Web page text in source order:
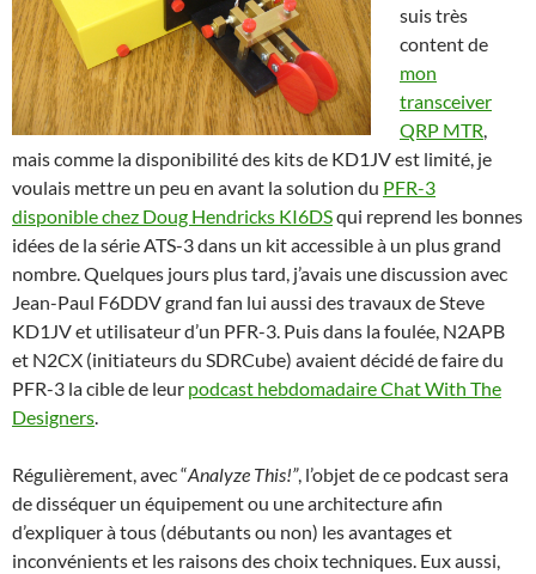
suis très
content de
mon
transceiver
QRP MTR,
mais comme la disponibilité des kits de KD1JV est limité, je
voulais mettre un peu en avant la solution du PFR-3
disponible chez Doug Hendricks KI6DSqui reprend les bonnes
idées de la série ATS-3 dans un kit accessible à un plus grand
nombre. Quelques jours plus tard, j’avais une discussion avec
Jean-Paul F6DDV grand fan lui aussi des travaux de Steve
KD1JV et utilisateur d’un PFR-3. Puis dans la foulée, N2APB
et N2CX (initiateurs du SDRCube) avaient décidé de faire du
PFR-3 la cible de leur podcast hebdomadaire Chat With The
Designers.
Régulièrement, avec “Analyze This!”, l’objet de ce podcast sera
de disséquer un équipement ou une architecture afin
d’expliquer à tous (débutants ou non) les avantages et
inconvénients et les raisons des choix techniques. Eux aussi,